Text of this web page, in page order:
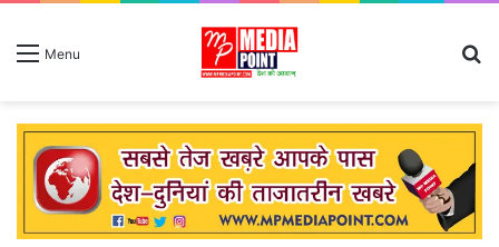
Menu